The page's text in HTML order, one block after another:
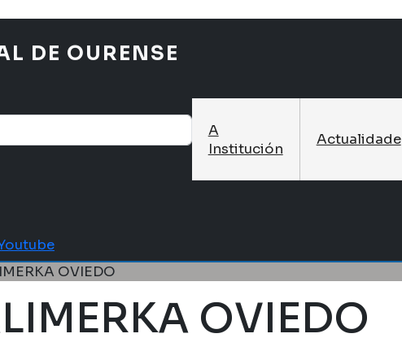
DE OURENSE
A
Institución
Actualidade
OVIEDO
OVIEDO